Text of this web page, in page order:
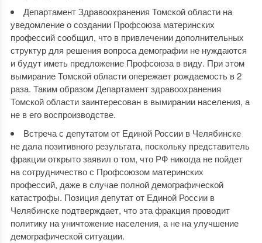
Департамент Здравоохранения Томской области на
уведомление о создании Профсоюза материнских
профессий сообщил, что в привлечении дополнительных
структур для решения вопроса демографии не нуждаются
и будут иметь предложение Профсоюза в виду. При этом
вымирание Томской области опережает рождаемость в 2
раза. Таким образом Департамент здравоохранения
Томской области заинтересован в вымирании населения, а
не в его воспроизводстве.
Встреча с депутатом от Единой России в Челябинске
не дала позитивного результата, поскольку представитель
фракции открыто заявил о том, что РФ никогда не пойдет
на сотрудничество с Профсоюзом материнских
профессий, даже в случае полной демографической
катастрофы. Позиция депутат от Единой России в
Челябинске подтверждает, что эта фракция проводит
политику на уничтожение населения, а не на улучшение
демографической ситуации.